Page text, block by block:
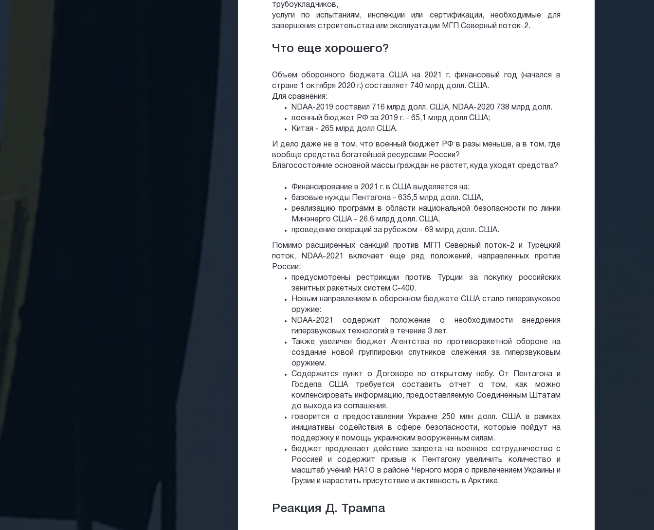
трубоукладчиков,
услуги по испытаниям, инспекции или сертификации, необходимые для
завершения строительства или эксплуатации МГП Северный поток-2.
Что еще хорошего?
Объем оборонного бюджета США на 2021 г. финансовый год (начался в
стране 1 октября 2020 г.) составляет 740 млрд долл. США.
Для сравнения:
NDAA-2019 составил 716 млрд долл. США, NDAA-2020 738 млрд долл.
военный бюджет РФ за 2019 г. - 65,1 млрд долл США;
Китая - 265 млрд долл США.
И дело даже не в том, что военный бюджет РФ в разы меньше, а в том, где
вообще средства богатейшей ресурсами России?
Благосостояние основной массы граждан не растет, куда уходят средства?
Финансирование в 2021 г. в США выделяется на:
базовые нужды Пентагона - 635,5 млрд долл. США,
реализацию программ в области национальной безопасности по линии
Минэнерго США - 26,6 млрд долл. США,
проведение операций за рубежом - 69 млрд долл. США.
Помимо расширенных санкций против МГП Северный поток-2 и Турецкий
поток, NDAA-2021 включает еще ряд положений, направленных против
России:
предусмотрены рестрикции против Турции за покупку российских
зенитных ракетных систем С-400.
Новым направлением в оборонном бюджете США стало гиперзвуковое
оружие:
NDAA-2021 содержит положение о необходимости внедрения
гиперзвуковых технологий в течение 3 лет.
Также увеличен бюджет Агентства по противоракетной обороне на
создание новой группировки спутников слежения за гиперзвуковым
оружием.
Содержится пункт о Договоре по открытому небу. От Пентагона и
Госдепа США требуется составить отчет о том, как можно
компенсировать информацию, предоставляемую Соединенным Штатам
до выхода из соглашения.
говорится о предоставлении Украине 250 млн долл. США в рамках
инициативы содействия в сфере безопасности, которые пойдут на
поддержку и помощь украинским вооруженным силам.
бюджет продлевает действие запрета на военное сотрудничество с
Россией и содержит призыв к Пентагону увеличить количество и
масштаб учений НАТО в районе Черного моря с привлечением Украины и
Грузии и нарастить присутствие и активность в Арктике.
Реакция Д. Трампа